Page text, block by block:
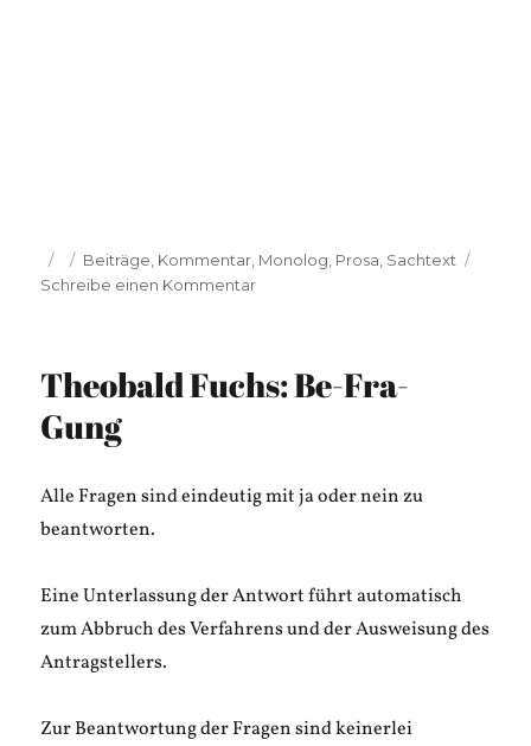
Veröffentlicht
am
Kategorien
Beiträge Kommentar Monolog Prosa Sachtext
Schreibe einen Kommentarzu
ist
Kafka-
Theobald Fuchs: Be-Fra-
Gung
Alle Fragen sind eindeutig mit ja oder nein zu
beantworten.
Eine Unterlassung der Antwort führt automatisch
zum Abbruch des Verfahrens und der Ausweisung des
Antragstellers.
Zur Beantwortung der Fragen sind keinerlei